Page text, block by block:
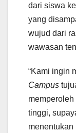
dari siswa
yang
wujud dari
wawasan
“Kami ingin
Campus
tinggi,